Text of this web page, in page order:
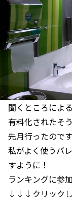
聞くところによ
有料化されたそ
先月行ったので
私がよく使うバ
すように！
ランキングに参
↓↓↓クリック